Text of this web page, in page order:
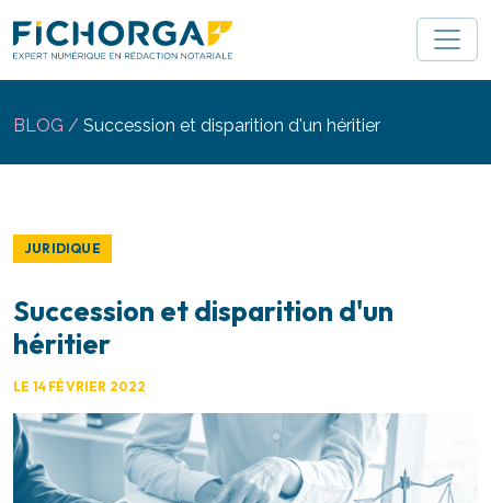
BLOG / Succession et disparition d'un héritier
JURIDIQUE
Succession et disparition d'un
héritier
LE 14 FÉVRIER 2022